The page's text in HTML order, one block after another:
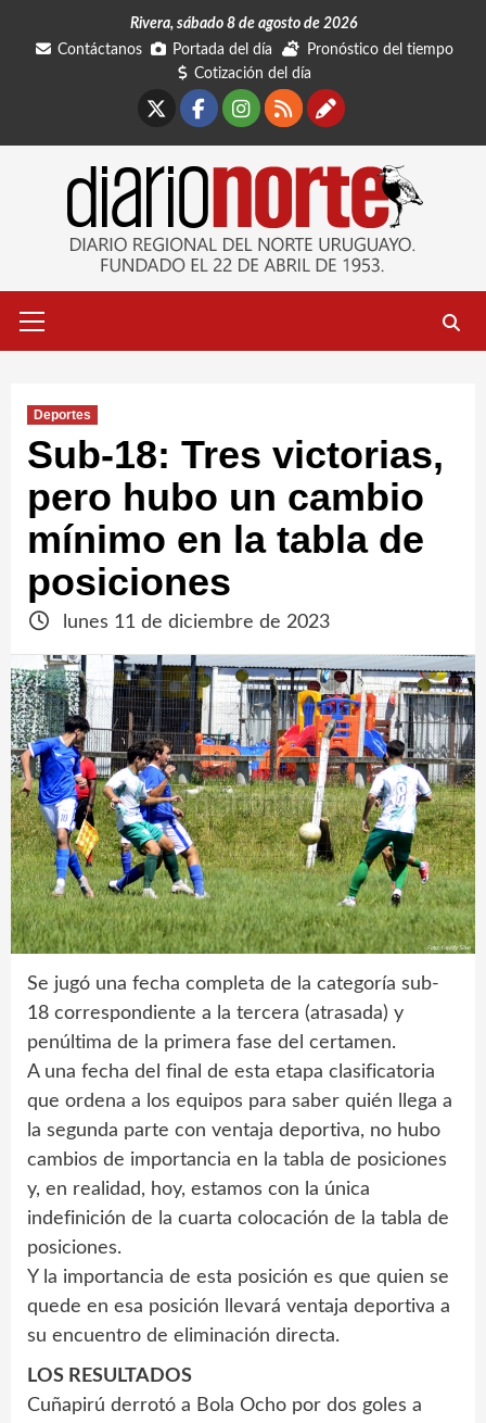
Rivera, sábado 8 de agosto de 2026
Contáctanos
Portada del día
Pronóstico del tiempo
Cotización del día
Facebook
Instagram
RSSContáctanos
primario
Deportes
Sub-18: Tres victorias,
pero hubo un cambio
mínimo en la tabla de
posiciones
lunes 11 de diciembre de 2023
Se jugó una fecha completa de la categoría sub-
18 correspondiente a la tercera (atrasada) y
penúltima de la primera fase del certamen.
A una fecha del final de esta etapa clasificatoria
que ordena a los equipos para saber quién llega a
la segunda parte con ventaja deportiva, no hubo
cambios de importancia en la tabla de posiciones
y, en realidad, hoy, estamos con la única
indefinición de la cuarta colocación de la tabla de
posiciones.
Y la importancia de esta posición es que quien se
quede en esa posición llevará ventaja deportiva a
su encuentro de eliminación directa.
LOS RESULTADOS
Cuñapirú derrotó a Bola Ocho por dos goles a